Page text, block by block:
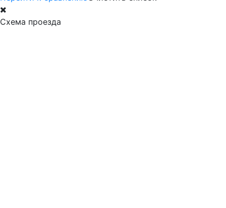
Схема проезда